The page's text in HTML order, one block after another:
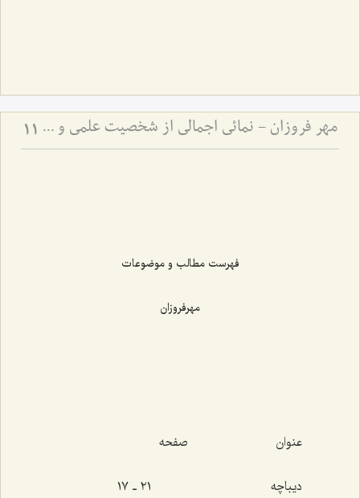
مهر فروزان - نمائی اجمالی از شخصیت علمی و اخلاقی حضرت علامه آیة الله حاج سید محمد حسین حسینی طهرانی 11
فهرست مطالب و موضوعات
مهرفروزان
عنوان صفحه
دیباچه ٢١ ـ ١٧